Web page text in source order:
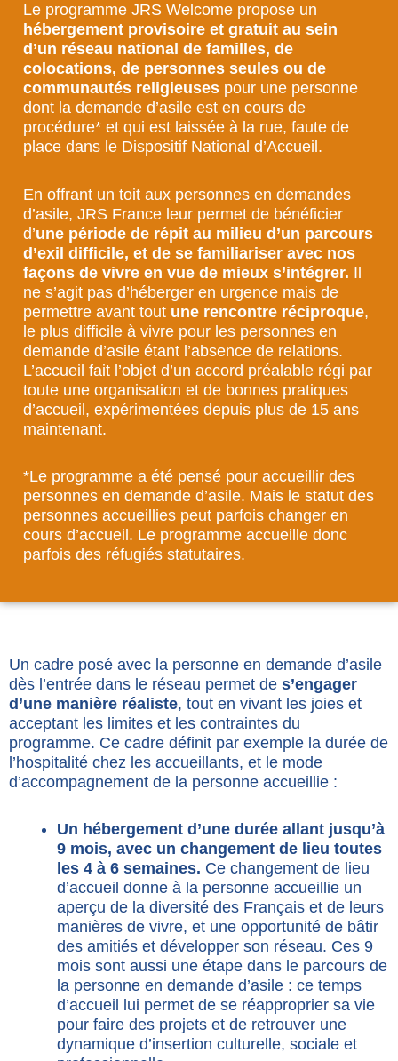
Le programme JRS Welcome propose un
hébergement provisoire et gratuit au sein
d’un réseau national de familles, de
colocations, de personnes seules ou de
communautés religieuses pour une personne
dont la demande d’asile est en cours de
procédure* et qui est laissée à la rue, faute de
place dans le Dispositif National d’Accueil.
En offrant un toit aux personnes en demandes
d’asile, JRS France leur permet de bénéficier
d’une période de répit au milieu d’un parcours
d’exil difficile, et de se familiariser avec nos
façons de vivre en vue de mieux s’intégrer. Il
ne s’agit pas d’héberger en urgence mais de
permettre avant tout une rencontre réciproque,
le plus difficile à vivre pour les personnes en
demande d’asile étant l’absence de relations.
L’accueil fait l’objet d’un accord préalable régi par
toute une organisation et de bonnes pratiques
d’accueil, expérimentées depuis plus de 15 ans
maintenant.
*Le programme a été pensé pour accueillir des
personnes en demande d’asile. Mais le statut des
personnes accueillies peut parfois changer en
cours d’accueil. Le programme accueille donc
parfois des réfugiés statutaires.
Un cadre posé avec la personne en demande d’asile
dès l’entrée dans le réseau permet de s’engager
d’une manière réaliste, tout en vivant les joies et
acceptant les limites et les contraintes du
programme. Ce cadre définit par exemple la durée de
l’hospitalité chez les accueillants, et le mode
d’accompagnement de la personne accueillie :
Un hébergement d’une durée allant jusqu’à
9 mois, avec un changement de lieu toutes
les 4 à 6 semaines. Ce changement de lieu
d’accueil donne à la personne accueillie un
aperçu de la diversité des Français et de leurs
manières de vivre, et une opportunité de bâtir
des amitiés et développer son réseau. Ces 9
mois sont aussi une étape dans le parcours de
la personne en demande d’asile : ce temps
d’accueil lui permet de se réapproprier sa vie
pour faire des projets et de retrouver une
dynamique d’insertion culturelle, sociale et